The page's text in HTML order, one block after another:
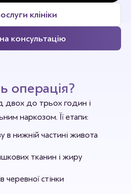
клініки
консультацію
операція?
двох до трьох годин і
наркозом. Її етапи:
в нижній частині живота
тканин і жиру
черевної стінки